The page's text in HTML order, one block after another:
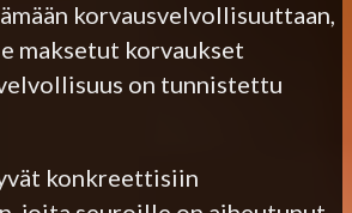
korvausvelvollisuuttaan,
maksetut korvaukset
on tunnistettu
konkreettisiin